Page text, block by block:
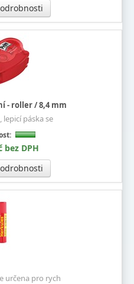
- roller / 8,4 mm
páska se
bez DPH
určena pro rych